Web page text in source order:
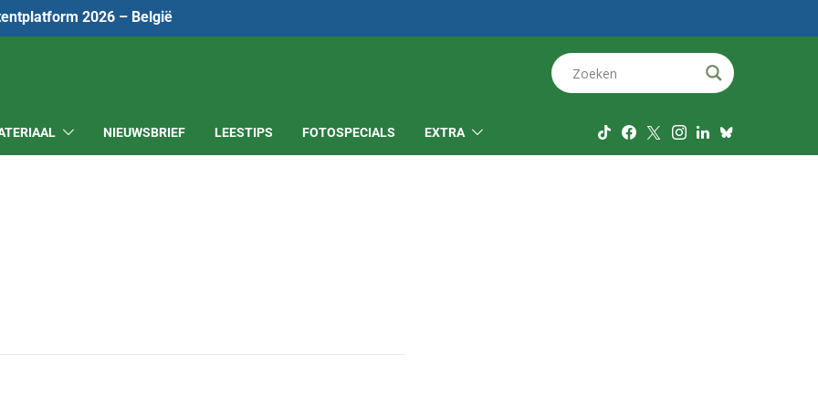
2026 – België
NIEUWSBRIEF LEESTIPS FOTOSPECIALS EXTRA